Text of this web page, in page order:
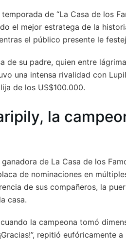
de “La Casa de los
el mejor estratega de la
el público presente le
de su padre, quien entre
una intensa rivalidad con
de los US$100.000.
la
de La Casa de los
de nominaciones en
de sus compañeros, la
casa.
la campeona tomó
repitió eufóricamente